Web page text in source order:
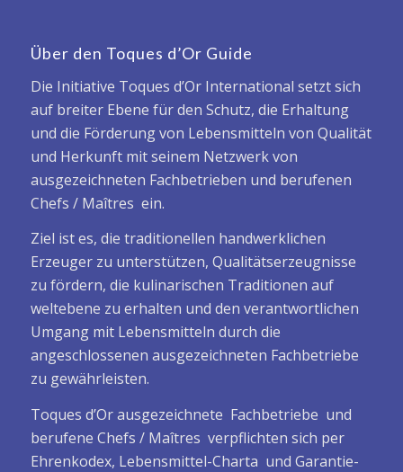
Über den Toques d’Or Guide
Die Initiative Toques d’Or International setzt sich
auf breiter Ebene für den Schutz, die Erhaltung
und die Förderung von Lebensmitteln von Qualität
und Herkunft mit seinem Netzwerk von
ausgezeichneten Fachbetrieben und berufenen
Chefs / Maîtres ein.
Ziel ist es, die traditionellen handwerklichen
Erzeuger zu unterstützen, Qualitätserzeugnisse
zu fördern, die kulinarischen Traditionen auf
weltebene zu erhalten und den verantwortlichen
Umgang mit Lebensmitteln durch die
angeschlossenen ausgezeichneten Fachbetriebe
zu gewährleisten.
Toques d’Or ausgezeichnete Fachbetriebe und
berufene Chefs / Maîtres verpflichten sich per
Ehrenkodex, Lebensmittel-Charta und Garantie-